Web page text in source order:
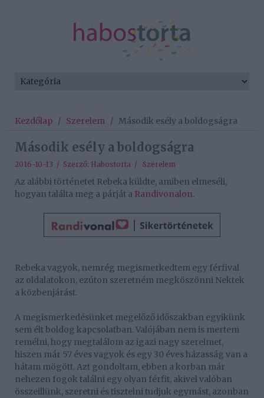
Kezdőlap / Szerelem / Második esély a boldogságra
Második esély a boldogságra
2016-10-13 / Szerző: Habostorta / Szerelem
Az alábbi történetet Rebeka küldte, amiben elmeséli,
hogyan találta meg a párját a Randivonalon.
Rebeka vagyok, nemrég megismerkedtem egy férfival
az oldalatokon, ezúton szeretném megköszönni Nektek
a közbenjárást.
A megismerkedésünket megelőző időszakban egyikünk
sem élt boldog kapcsolatban. Valójában nem is mertem
remélni, hogy megtalálom az igazi nagy szerelmet,
hiszen már 57 éves vagyok és egy 30 éves házasság van a
hátam mögött. Azt gondoltam, ebben a korban már
nehezen fogok találni egy olyan férfit, akivel valóban
összeillünk, szeretni és tisztelni tudjuk egymást, azonban